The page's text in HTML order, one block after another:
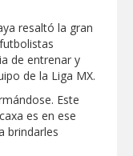
LILIA
EN
HÍDRICA PARA
SERVICIO DE
trámite de
circulación para
LAREDO COMO
LIMPIA EN
resaltó la gran
de entrenar y
de la Liga MX.
Este
es en ese
brindarles